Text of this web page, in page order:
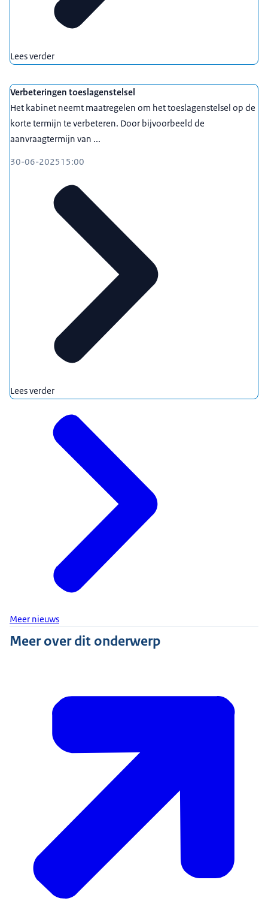
Lees verder
Verbeteringen toeslagenstelsel
Het kabinet neemt maatregelen om het toeslagenstelsel op de
korte termijn te verbeteren. Door bijvoorbeeld de
aanvraagtermijn van ...
30-06-202515:00
Lees verder
Meer nieuws
Meer over dit onderwerp